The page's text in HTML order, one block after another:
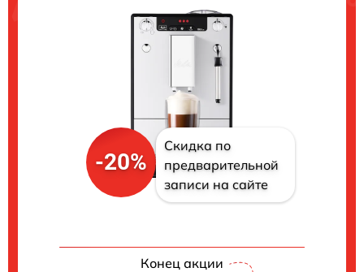
-20%
Скидка по
предварительной
записи на сайте
Конец акции